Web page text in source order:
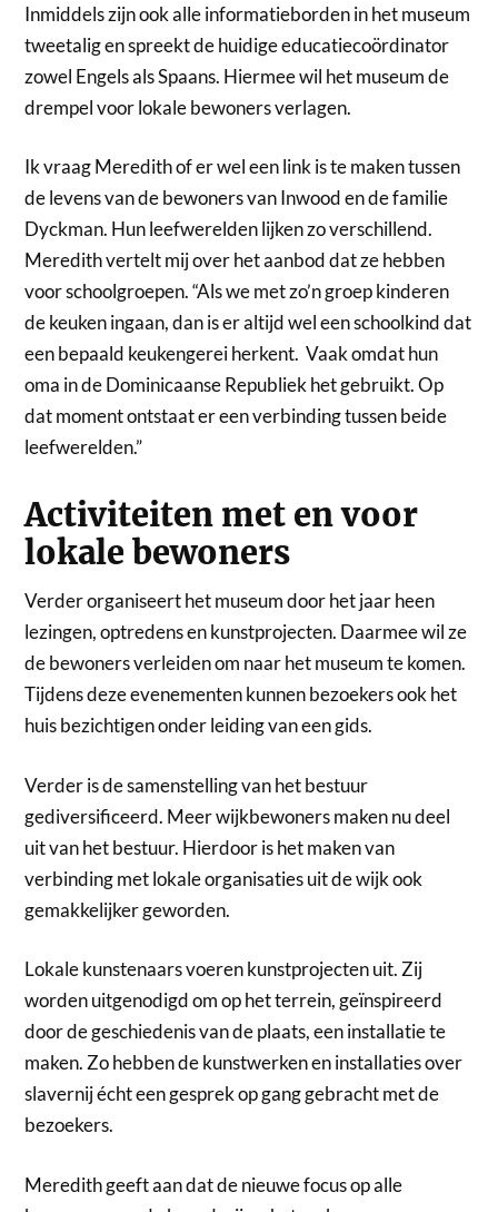
Inmiddels zijn ook alle informatieborden in het museum
tweetalig en spreekt de huidige educatiecoördinator
zowel Engels als Spaans. Hiermee wil het museum de
drempel voor lokale bewoners verlagen.
Ik vraag Meredith of er wel een link is te maken tussen
de levens van de bewoners van Inwood en de familie
Dyckman. Hun leefwerelden lijken zo verschillend.
Meredith vertelt mij over het aanbod dat ze hebben
voor schoolgroepen. “Als we met zo’n groep kinderen
de keuken ingaan, dan is er altijd wel een schoolkind dat
een bepaald keukengerei herkent. Vaak omdat hun
oma in de Dominicaanse Republiek het gebruikt. Op
dat moment ontstaat er een verbinding tussen beide
leefwerelden.”
Activiteiten met en voor
lokale bewoners
Verder organiseert het museum door het jaar heen
lezingen, optredens en kunstprojecten. Daarmee wil ze
de bewoners verleiden om naar het museum te komen.
Tijdens deze evenementen kunnen bezoekers ook het
huis bezichtigen onder leiding van een gids.
Verder is de samenstelling van het bestuur
gediversificeerd. Meer wijkbewoners maken nu deel
uit van het bestuur. Hierdoor is het maken van
verbinding met lokale organisaties uit de wijk ook
gemakkelijker geworden.
Lokale kunstenaars voeren kunstprojecten uit. Zij
worden uitgenodigd om op het terrein, geïnspireerd
door de geschiedenis van de plaats, een installatie te
maken. Zo hebben de kunstwerken en installaties over
slavernij écht een gesprek op gang gebracht met de
bezoekers.
Meredith geeft aan dat de nieuwe focus op alle